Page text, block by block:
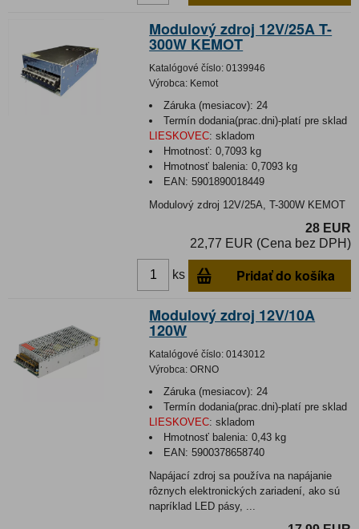
Modulový zdroj 12V/25A T-
300W KEMOT
Katalógové číslo: 0139946
Výrobca: Kemot
Záruka (mesiacov): 24
Termín dodania(prac.dni)-platí pre sklad
LIESKOVEC: skladom
Hmotnosť:0,7093 kg
Hmotnosť balenia:0,7093 kg
EAN:5901890018449
Modulový zdroj 12V/25A, T-300W KEMOT
28 EUR
22,77 EUR (Cena bez DPH)
ks Pridať do košíka
Modulový zdroj 12V/10A
120W
Katalógové číslo: 0143012
Výrobca: ORNO
Záruka (mesiacov): 24
Termín dodania(prac.dni)-platí pre sklad
LIESKOVEC: skladom
Hmotnosť balenia:0,43 kg
EAN:5900378658740
Napájací zdroj sa používa na napájanie
rôznych elektronických zariadení, ako sú
napríklad LED pásy, ...